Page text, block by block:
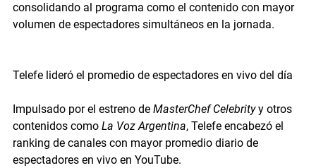
consolidando al programa como el contenido con mayor
volumen de espectadores simultáneos en la jornada.
Telefe lideró el promedio de espectadores en vivo del día
Impulsado por el estreno de MasterChef Celebrity y otros
contenidos como La Voz Argentina, Telefe encabezó el
ranking de canales con mayor promedio diario de
espectadores en vivo en YouTube.